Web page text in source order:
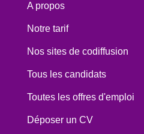
A propos
Notre tarif
Nos sites de codiffusion
Tous les candidats
Toutes les offres d'emploi
Déposer un CV